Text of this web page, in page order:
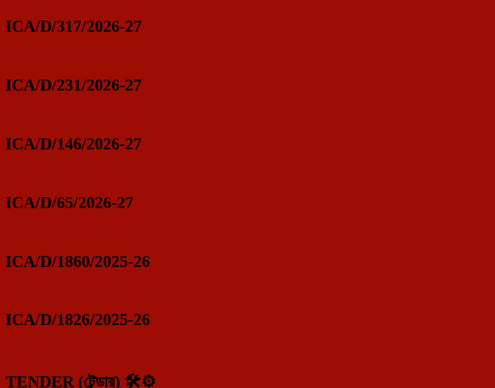
ICA/D/317/2026-27
ICA/D/231/2026-27
ICA/D/146/2026-27
ICA/D/65/2026-27
ICA/D/1860/2025-26
ICA/D/1826/2025-26
TENDER (টেন্ডার) 🛠️⚙️